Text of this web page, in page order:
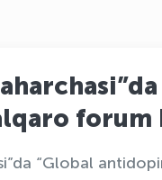
forum
“Global